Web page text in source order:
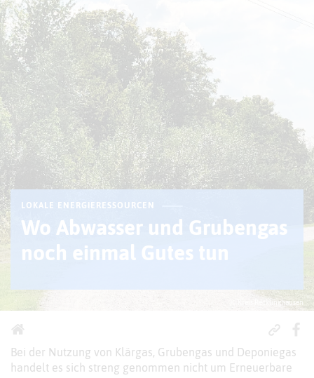
© Kreis Recklinghausen
LOKALE ENERGIERESSOURCEN
Wo Abwasser und Grubengas
noch einmal Gutes tun
Bei der Nutzung von Klärgas, Grubengas und Deponiegas
handelt es sich streng genommen nicht um Erneuerbare